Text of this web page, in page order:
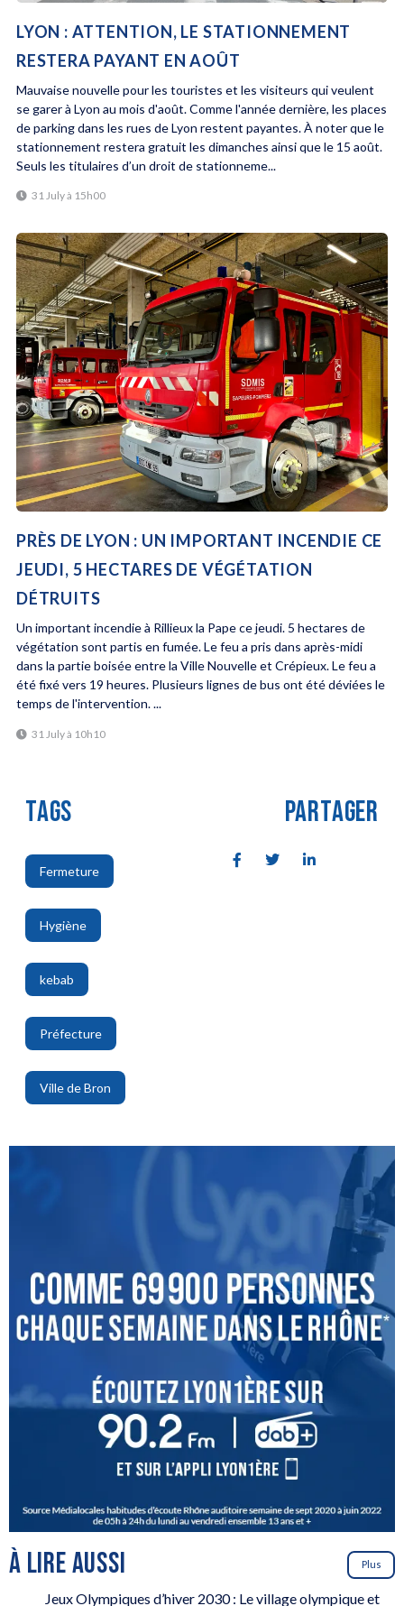
LYON : ATTENTION, LE STATIONNEMENT
RESTERA PAYANT EN AOÛT
Mauvaise nouvelle pour les touristes et les visiteurs qui veulent
se garer à Lyon au mois d'août. Comme l'année dernière, les places
de parking dans les rues de Lyon restent payantes. À noter que le
stationnement restera gratuit les dimanches ainsi que le 15 août.
Seuls les titulaires d’un droit de stationneme...
31 July à 15h00
PRÈS DE LYON : UN IMPORTANT INCENDIE CE
JEUDI, 5 HECTARES DE VÉGÉTATION
DÉTRUITS
Un important incendie à Rillieux la Pape ce jeudi. 5 hectares de
végétation sont partis en fumée. Le feu a pris dans après-midi
dans la partie boisée entre la Ville Nouvelle et Crépieux. Le feu a
été fixé vers 19 heures. Plusieurs lignes de bus ont été déviées le
temps de l'intervention. ...
31 July à 10h10
TAGS
Fermeture
,
Hygiène
,
kebab
,
Préfecture
,
Ville de Bron
PARTAGER
À LIRE AUSSI Plus
Jeux Olympiques d’hiver 2030 : Le village olympique et